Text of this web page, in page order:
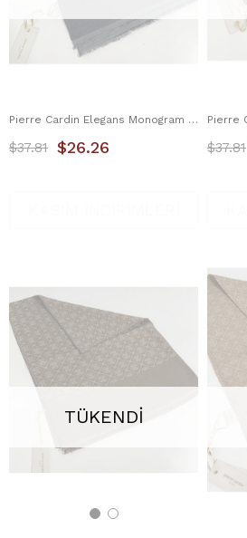
Pierre Cardin Elegans Monogram Şal 1090700-913
$26.26
$37.81 $37.81
TÜKENDI